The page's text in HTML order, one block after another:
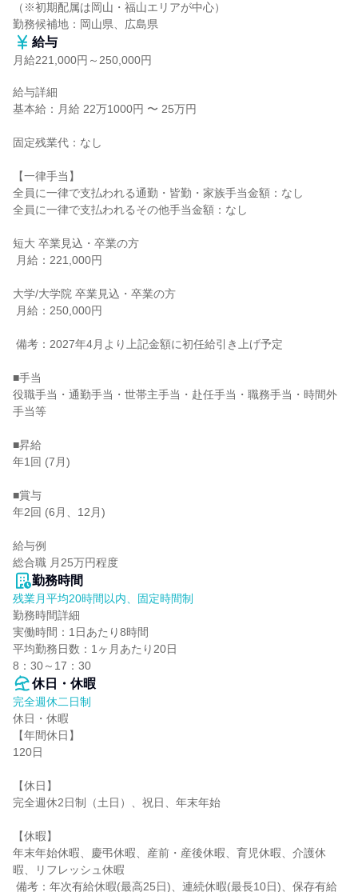
（※初期配属は岡山・福山エリアが中心）
勤務候補地：岡山県、広島県
給与
月給221,000円～250,000円
給与詳細
基本給：月給 22万1000円 〜 25万円
固定残業代：なし
【一律手当】
全員に一律で支払われる通勤・皆勤・家族手当金額：なし
全員に一律で支払われるその他手当金額：なし
短大 卒業見込・卒業の方
大学/大学院 卒業見込・卒業の方
■手当
役職手当・通勤手当・世帯主手当・赴任手当・職務手当・時間外
手当等
■昇給
年1回 (7月)
■賞与
年2回 (6月、12月)
給与例
総合職 月25万円程度
勤務時間
残業月平均20時間以内、固定時間制
勤務時間詳細
実働時間：1日あたり8時間
平均勤務日数：1ヶ月あたり20日
8：30～17：30
休日・休暇
完全週休二日制
休日・休暇
【年間休日】
120日
【休日】
完全週休2日制（土日）、祝日、年末年始
【休暇】
年末年始休暇、慶弔休暇、産前・産後休暇、育児休暇、介護休
暇、リフレッシュ休暇